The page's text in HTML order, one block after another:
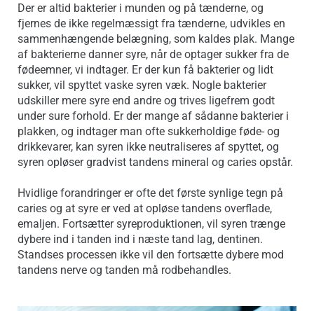
Der er altid bakterier i munden og på tænderne, og
fjernes de ikke regelmæssigt fra tænderne, udvikles en
sammenhængende belægning, som kaldes plak. Mange
af bakterierne danner syre, når de optager sukker fra de
fødeemner, vi indtager. Er der kun få bakterier og lidt
sukker, vil spyttet vaske syren væk. Nogle bakterier
udskiller mere syre end andre og trives ligefrem godt
under sure forhold. Er der mange af sådanne bakterier i
plakken, og indtager man ofte sukkerholdige føde- og
drikkevarer, kan syren ikke neutraliseres af spyttet, og
syren opløser gradvist tandens mineral og caries opstår.
Hvidlige forandringer er ofte det første synlige tegn på
caries og at syre er ved at opløse tandens overflade,
emaljen. Fortsætter syreproduktionen, vil syren trænge
dybere ind i tanden ind i næste tand lag, dentinen.
Standses processen ikke vil den fortsætte dybere mod
tandens nerve og tanden må rodbehandles.